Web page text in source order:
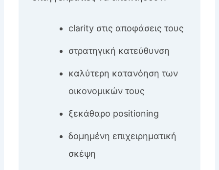
clarity στις αποφάσεις τους
στρατηγική κατεύθυνση
καλύτερη κατανόηση των
οικονομικών τους
ξεκάθαρο positioning
δομημένη επιχειρηματική
σκέψη